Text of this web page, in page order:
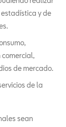
y de
de mercado.
de la
sean